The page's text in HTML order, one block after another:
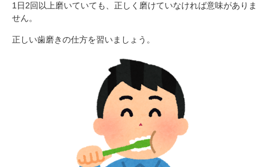
1日2回以上磨いていても、正しく磨けていなければ意味がありま
せん。
正しい歯磨きの仕方を習いましょう。